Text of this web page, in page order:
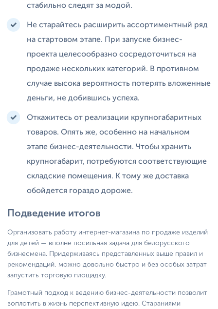
стабильно следят за модой.
Не старайтесь расширить ассортиментный ряд
на стартовом этапе. При запуске бизнес-
проекта целесообразно сосредоточиться на
продаже нескольких категорий. В противном
случае высока вероятность потерять вложенные
деньги, не добившись успеха.
Откажитесь от реализации крупногабаритных
товаров. Опять же, особенно на начальном
этапе бизнес-деятельности. Чтобы хранить
крупногабарит, потребуются соответствующие
складские помещения. К тому же доставка
обойдется гораздо дороже.
Подведение итогов
Организовать работу интернет-магазина по продаже изделий
для детей — вполне посильная задача для белорусского
бизнесмена. Придерживаясь представленных выше правил и
рекомендаций, можно довольно быстро и без особых затрат
запустить торговую площадку.
Грамотный подход к ведению бизнес-деятельности позволит
воплотить в жизнь перспективную идею. Стараниями